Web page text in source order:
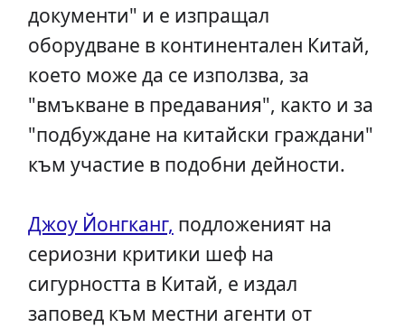
документи" и е изпращал
оборудване в континентален Китай,
което може да се използва, за
"вмъкване в предавания", както и за
"подбуждане на китайски граждани"
към участие в подобни дейности.
Джоу Йонгканг, подложеният на
сериозни критики шеф на
сигурността в Китай, е издал
заповед към местни агенти от